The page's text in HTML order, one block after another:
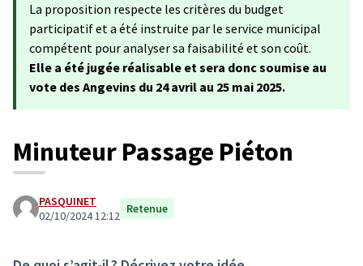
La proposition respecte les critères du budget
participatif et a été instruite par le service municipal
compétent pour analyser sa faisabilité et son coût.
Elle a été jugée réalisable et sera donc soumise au
vote des Angevins du 24 avril au 25 mai 2025.
Minuteur Passage Piéton
PASQUINET
02/10/2024 12:12 Retenue